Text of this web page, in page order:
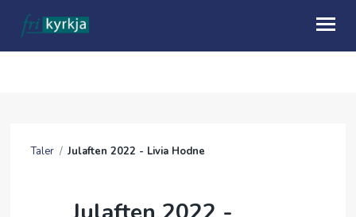
KALENDER
Taler / Julaften 2022 - Livia Hodne